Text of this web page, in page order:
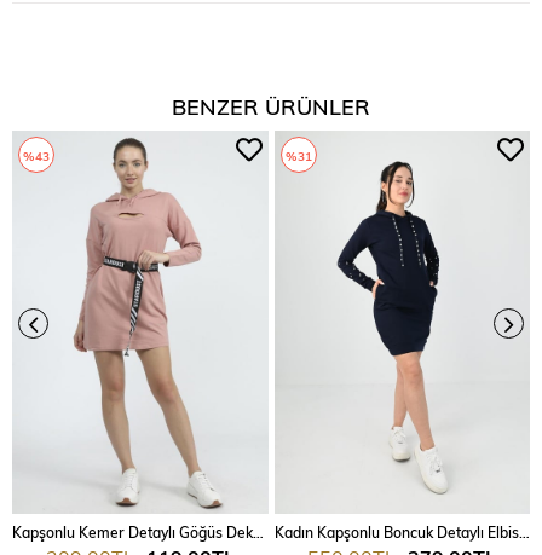
BENZER ÜRÜNLER
%43
Kadın Kapşonlu Boncuk Detaylı Elbise 7003
%31